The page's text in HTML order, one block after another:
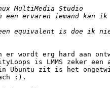
er wordt erg hard aan
is LMMS zeker een
Ubuntu zit is het
:).